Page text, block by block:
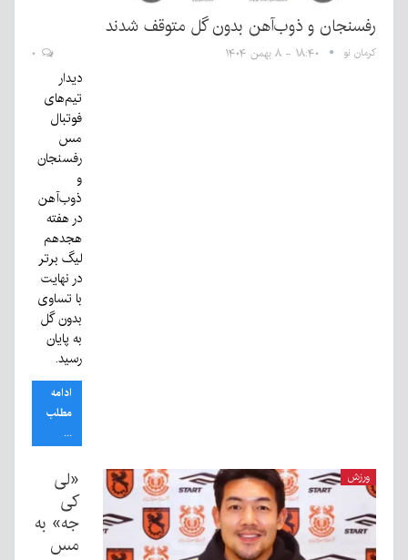
رفسنجان و ذوب‌آهن بدون گل متوقف شدند
کرمان نو ۱۸:۴۰ - ۸ بهمن ۱۴۰۴
دیدار
تیم‌های
فوتبال
مس
رفسنجان
و
ذوب‌آهن
در هفته
هجدهم
لیگ برتر
در نهایت
با تساوی
بدون گل
به پایان
رسید.
ادامه
مطلب
...
ورزش
«لی
کی
جه» به
مس